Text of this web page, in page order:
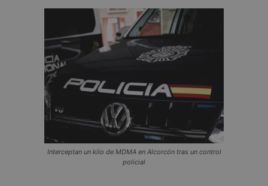
Interceptan un kilo de MDMA en Alcorcón tras un control
policial